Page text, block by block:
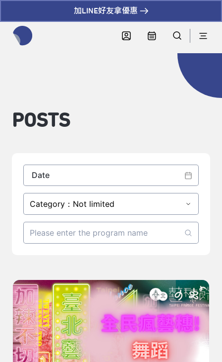
加LINE好友拿優惠
POSTS
Category：Not limited
我對《私念》的私念｜2022臺北藝穗節《私念》